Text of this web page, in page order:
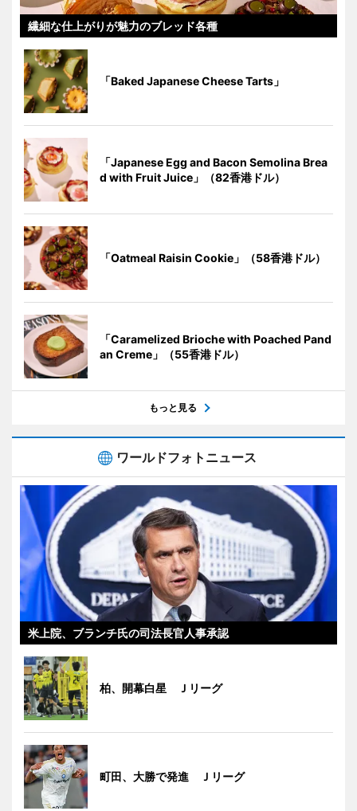
繊細な仕上がりが魅力のブレッド各種
「Baked Japanese Cheese Tarts」
「Japanese Egg and Bacon Semolina Brea
d with Fruit Juice」（82香港ドル）
「Oatmeal Raisin Cookie」（58香港ドル）
「Caramelized Brioche with Poached Pand
an Creme」（55香港ドル）
もっと見る
ワールドフォトニュース
米上院、ブランチ氏の司法長官人事承認
柏、開幕白星 Ｊリーグ
町田、大勝で発進 Ｊリーグ